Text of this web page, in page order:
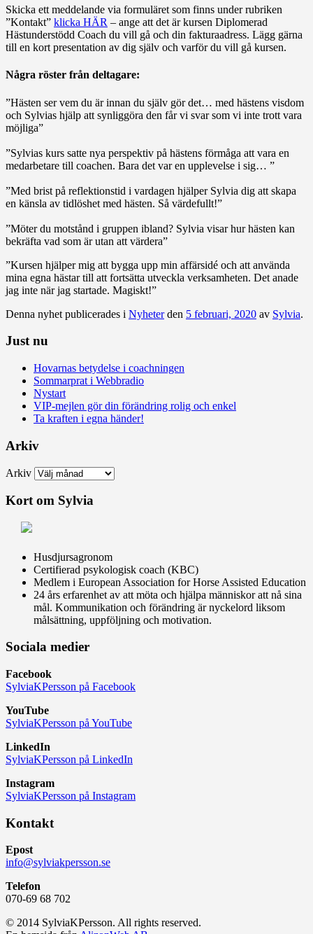
Skicka ett meddelande via formuläret som finns under rubriken
”Kontakt” klicka HÄR – ange att det är kursen Diplomerad
Hästunderstödd Coach du vill gå och din fakturaadress. Lägg gärna
till en kort presentation av dig själv och varför du vill gå kursen.
Några röster från deltagare:
”Hästen ser vem du är innan du själv gör det… med hästens visdom
och Sylvias hjälp att synliggöra den får vi svar som vi inte trott vara
möjliga”
”Sylvias kurs satte nya perspektiv på hästens förmåga att vara en
medarbetare till coachen. Bara det var en upplevelse i sig… ”
”Med brist på reflektionstid i vardagen hjälper Sylvia dig att skapa
en känsla av tidlöshet med hästen. Så värdefullt!”
”Möter du motstånd i gruppen ibland? Sylvia visar hur hästen kan
bekräfta vad som är utan att värdera”
”Kursen hjälper mig att bygga upp min affärsidé och att använda
mina egna hästar till att fortsätta utveckla verksamheten. Det anade
jag inte när jag startade. Magiskt!”
Denna nyhet publicerades i Nyheterden 5 februari, 2020 av Sylvia.
Just nu
Hovarnas betydelse i coachningen
Sommarprat i Webbradio
Nystart
VIP-mejlen gör din förändring rolig och enkel
Ta kraften i egna händer!
Arkiv
Arkiv
Kort om Sylvia
Husdjursagronom
Certifierad psykologisk coach (KBC)
Medlem i European Association for Horse Assisted Education
24 års erfarenhet av att möta och hjälpa människor att nå sina
mål. Kommunikation och förändring är nyckelord liksom
målsättning, uppföljning och motivation.
Sociala medier
Facebook
SylviaKPersson på Facebook
YouTube
SylviaKPersson på YouTube
LinkedIn
SylviaKPersson på LinkedIn
Instagram
SylviaKPersson på Instagram
Kontakt
Epost
info@sylviakpersson.se
Telefon
070-69 68 702
© 2014 SylviaKPersson. All rights reserved.